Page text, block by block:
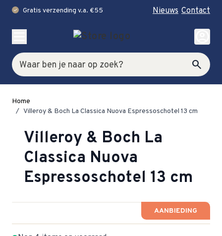
check Gratis verzending v.a. €55 Nieuws Contact
Zoek search
account_circle
Home
/ Villeroy & Boch La Classica Nuova Espressoschotel 13 cm
Villeroy & Boch La
Classica Nuova
Espressoschotel 13 cm
AANBIEDING